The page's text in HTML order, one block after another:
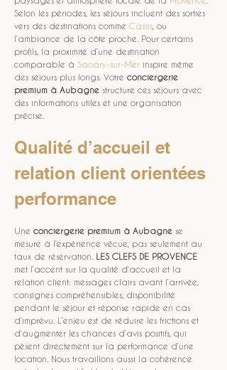
Selon les périodes, les séjours incluent des sorties
vers des destinations comme Cassis , ou
l’ambiance de la côte proche. Pour certains
profils, la proximité d’une destination
comparable à Sanary-sur-Mer inspire même
des séjours plus longs. Votre conciergerie
premium à Aubagne structure ces séjours avec
des informations utiles et une organisation
précise.
Qualité d’accueil et
relation client orientées
performance
Une conciergerie premium à Aubagne se
mesure à l’expérience vécue, pas seulement au
taux de réservation. LES CLEFS DE PROVENCE
met l’accent sur la qualité d’accueil et la
relation client: messages clairs avant l’arrivée,
consignes compréhensibles, disponibilité
pendant le séjour et réponse rapide en cas
d’imprévu. L’enjeu est de réduire les frictions et
d’augmenter les chances d’avis positifs, qui
pèsent directement sur la performance d’une
location. Nous travaillons aussi la cohérence